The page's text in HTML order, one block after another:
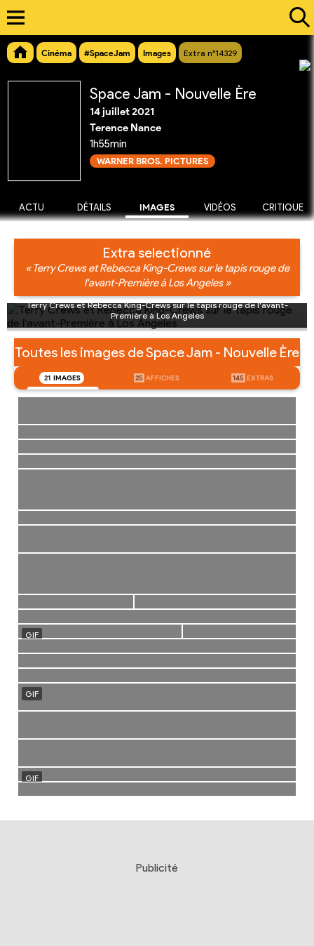
Cinéma #SpaceJam Images Extra n°14329
Space Jam - Nouvelle Ère
14 juillet 2021
Terence Nance
1h55min
WARNER BROS. PICTURES
ACTU DÉTAILS IMAGES VIDÉOS CRITIQUE
Extra selectionné
« Terry Crews et Rebecca King-Crews sur le tapis rouge de
l'avant-Première à Los Angeles »
Terry Crews et Rebecca King-Crews sur le tapis rouge de l'avant-
Première à Los Angeles
Toutes les images de Space Jam - Nouvelle Ère
21 IMAGES 25 AFFICHES 145 EXTRAS
Publicité